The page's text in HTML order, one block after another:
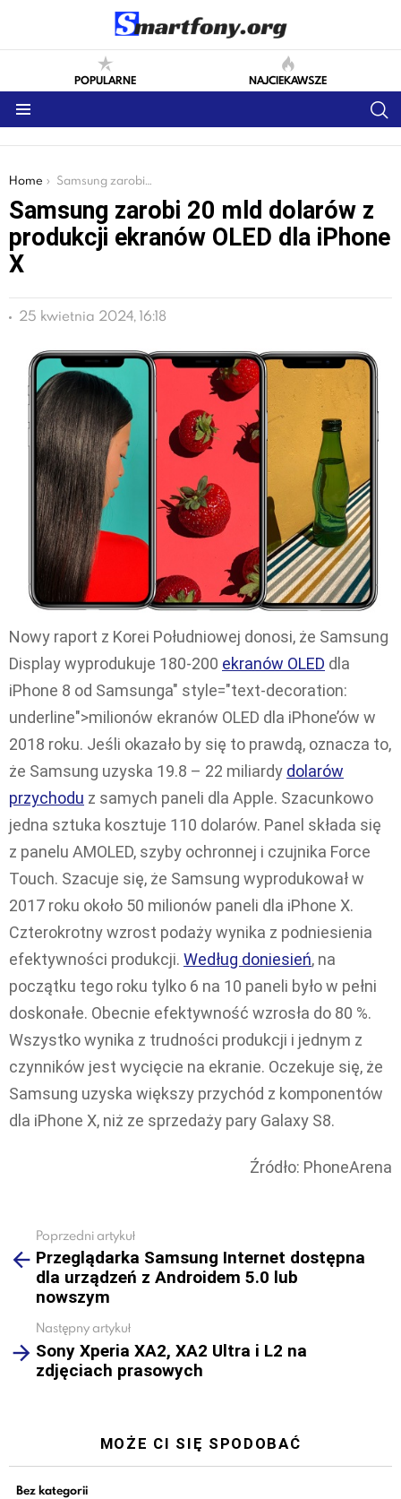
POPULARNE NAJCIEKAWSZE
You are here:
Home Samsung zarobi 20 mld dolarów z produkcji ekranów OLED dla iPhone X
Samsung zarobi 20 mld dolarów z
produkcji ekranów OLED dla iPhone
X
25 kwietnia 2024, 16:18
Nowy raport z Korei Południowej donosi, że Samsung
Display wyprodukuje 180-200 ekranów OLED dla
iPhone 8 od Samsunga" style="text-decoration:
underline">milionów ekranów OLED dla iPhone’ów w
2018 roku. Jeśli okazało by się to prawdą, oznacza to,
że Samsung uzyska 19.8 – 22 miliardy dolarów
przychodu z samych paneli dla Apple. Szacunkowo
jedna sztuka kosztuje 110 dolarów. Panel składa się
z panelu AMOLED, szyby ochronnej i czujnika Force
Touch. Szacuje się, że Samsung wyprodukował w
2017 roku około 50 milionów paneli dla iPhone X.
Czterokrotny wzrost podaży wynika z podniesienia
efektywności produkcji. Według doniesień, na
początku tego roku tylko 6 na 10 paneli było w pełni
doskonałe. Obecnie efektywność wzrosła do 80 %.
Wszystko wynika z trudności produkcji i jednym z
czynników jest wycięcie na ekranie. Oczekuje się, że
Samsung uzyska większy przychód z komponentów
dla iPhone X, niż ze sprzedaży pary Galaxy S8.
Źródło: PhoneArena
more
Poprzedni artykuł
Przeglądarka Samsung Internet dostępna
dla urządzeń z Androidem 5.0 lub
nowszym
Następny artykuł
Sony Xperia XA2, XA2 Ultra i L2 na
zdjęciach prasowych
MOŻE CI SIĘ SPODOBAĆ
Bez kategorii